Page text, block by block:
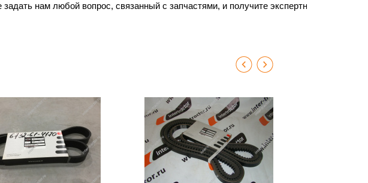
нам любой вопрос, связанный с запчастями, и получите экспертный